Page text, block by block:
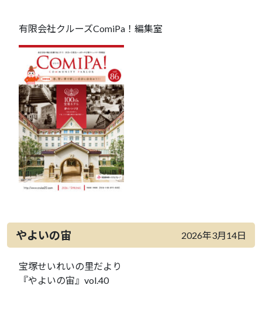
有限会社クルーズComiPa！編集室
やよいの宙 2026年3月14日
宝塚せいれいの里だより
『やよいの宙』vol.40